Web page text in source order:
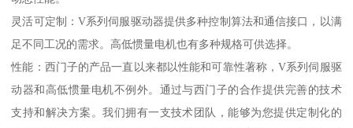
灵活可定制：V系列伺服驱动器提供多种控制算法和通信接口，以满
足不同工况的需求。高低惯量电机也有多种规格可供选择。
性能：西门子的产品一直以来都以性能和可靠性著称，V系列伺服驱
动器和高低惯量电机不例外。通过与西门子的合作提供完善的技术
支持和解决方案。我们拥有一支技术团队，能够为您提供定制化的